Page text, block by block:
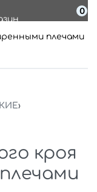
0
›
кроя